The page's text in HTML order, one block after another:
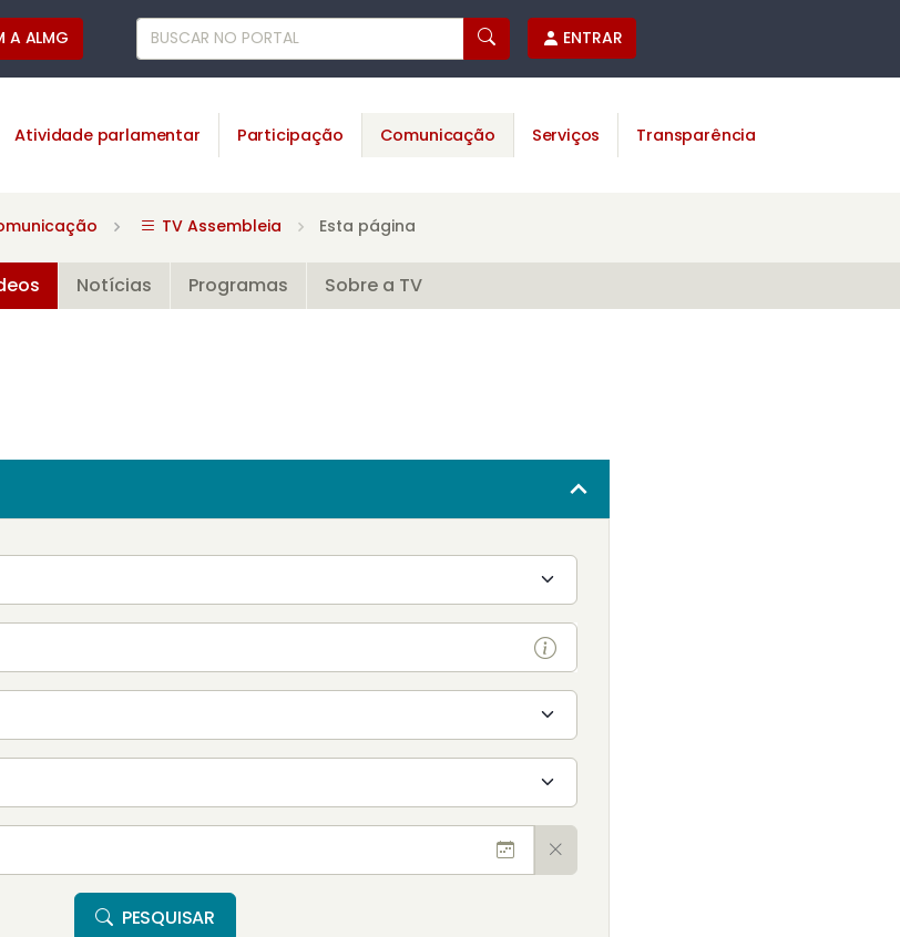
A ALMG ENTRAR
Atividade parlamentar Participação Comunicação Serviços Transparência
TV Assembleia Esta página
Notícias Programas Sobre a TV
PESQUISAR